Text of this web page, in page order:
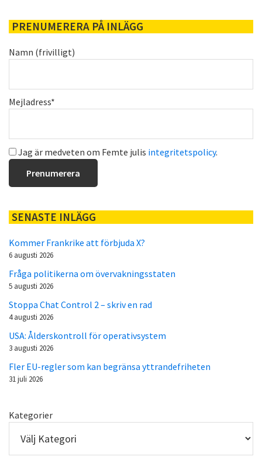
PRENUMERERA PÅ INLÄGG
Namn (frivilligt)
Mejladress*
Jag är medveten om Femte julis integritetspolicy.
SENASTE INLÄGG
Kommer Frankrike att förbjuda X?
6 augusti 2026
Fråga politikerna om övervakningsstaten
5 augusti 2026
Stoppa Chat Control 2 – skriv en rad
4 augusti 2026
USA: Ålderskontroll för operativsystem
3 augusti 2026
Fler EU-regler som kan begränsa yttrandefriheten
31 juli 2026
Kategorier